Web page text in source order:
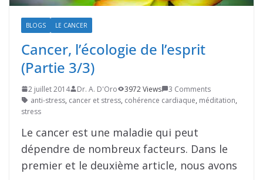
BLOGS LE CANCER
Cancer, l’écologie de l’esprit
(Partie 3/3)
2 juillet 2014 Dr. A. D'Oro 3972 Views
3 Comments
anti-stress, cancer et stress, cohérence cardiaque, méditation,
stress
Le cancer est une maladie qui peut
dépendre de nombreux facteurs. Dans le
premier et le deuxième article, nous avons